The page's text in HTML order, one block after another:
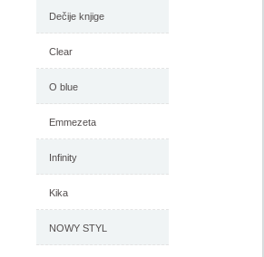
Dečije knjige
Clear
O blue
Emmezeta
Infinity
Kika
NOWY STYL